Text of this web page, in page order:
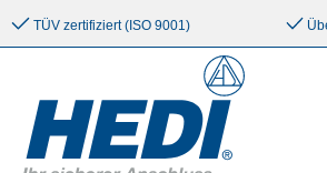
springen Zur Hauptnavigation
TÜV zertifiziert (ISO 9001)